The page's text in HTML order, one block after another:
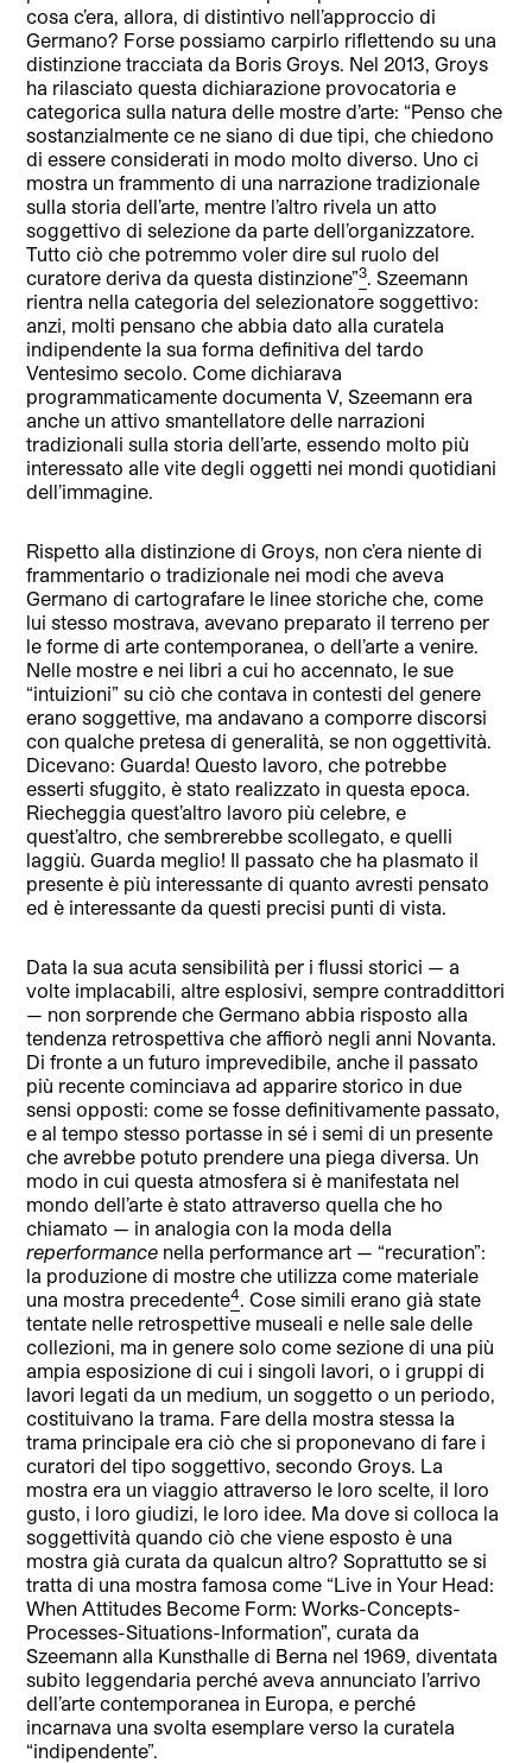
cosa c’era, allora, di distintivo nell’approccio di
Germano? Forse possiamo carpirlo riflettendo su una
distinzione tracciata da Boris Groys. Nel 2013, Groys
ha rilasciato questa dichiarazione provocatoria e
categorica sulla natura delle mostre d’arte: “Penso che
sostanzialmente ce ne siano di due tipi, che chiedono
di essere considerati in modo molto diverso. Uno ci
mostra un frammento di una narrazione tradizionale
sulla storia dell’arte, mentre l’altro rivela un atto
soggettivo di selezione da parte dell’organizzatore.
Tutto ciò che potremmo voler dire sul ruolo del
curatore deriva da questa distinzione”3 . Szeemann
rientra nella categoria del selezionatore soggettivo:
anzi, molti pensano che abbia dato alla curatela
indipendente la sua forma definitiva del tardo
Ventesimo secolo. Come dichiarava
programmaticamente documenta V, Szeemann era
anche un attivo smantellatore delle narrazioni
tradizionali sulla storia dell’arte, essendo molto più
interessato alle vite degli oggetti nei mondi quotidiani
dell’immagine.
Rispetto alla distinzione di Groys, non c’era niente di
frammentario o tradizionale nei modi che aveva
Germano di cartografare le linee storiche che, come
lui stesso mostrava, avevano preparato il terreno per
le forme di arte contemporanea, o dell’arte a venire.
Nelle mostre e nei libri a cui ho accennato, le sue
“intuizioni” su ciò che contava in contesti del genere
erano soggettive, ma andavano a comporre discorsi
con qualche pretesa di generalità, se non oggettività.
Dicevano: Guarda! Questo lavoro, che potrebbe
esserti sfuggito, è stato realizzato in questa epoca.
Riecheggia quest’altro lavoro più celebre, e
quest’altro, che sembrerebbe scollegato, e quelli
laggiù. Guarda meglio! Il passato che ha plasmato il
presente è più interessante di quanto avresti pensato
ed è interessante da questi precisi punti di vista.
Data la sua acuta sensibilità per i flussi storici — a
volte implacabili, altre esplosivi, sempre contraddittori
— non sorprende che Germano abbia risposto alla
tendenza retrospettiva che affiorò negli anni Novanta.
Di fronte a un futuro imprevedibile, anche il passato
più recente cominciava ad apparire storico in due
sensi opposti: come se fosse definitivamente passato,
e al tempo stesso portasse in sé i semi di un presente
che avrebbe potuto prendere una piega diversa. Un
modo in cui questa atmosfera si è manifestata nel
mondo dell’arte è stato attraverso quella che ho
chiamato — in analogia con la moda della
reperformance nella performance art — “recuration”:
la produzione di mostre che utilizza come materiale
una mostra precedente4 . Cose simili erano già state
tentate nelle retrospettive museali e nelle sale delle
collezioni, ma in genere solo come sezione di una più
ampia esposizione di cui i singoli lavori, o i gruppi di
lavori legati da un medium, un soggetto o un periodo,
costituivano la trama. Fare della mostra stessa la
trama principale era ciò che si proponevano di fare i
curatori del tipo soggettivo, secondo Groys. La
mostra era un viaggio attraverso le loro scelte, il loro
gusto, i loro giudizi, le loro idee. Ma dove si colloca la
soggettività quando ciò che viene esposto è una
mostra già curata da qualcun altro? Soprattutto se si
tratta di una mostra famosa come “Live in Your Head:
When Attitudes Become Form: Works-Concepts-
Processes-Situations-Information”, curata da
Szeemann alla Kunsthalle di Berna nel 1969, diventata
subito leggendaria perché aveva annunciato l’arrivo
dell’arte contemporanea in Europa, e perché
incarnava una svolta esemplare verso la curatela
“indipendente”.